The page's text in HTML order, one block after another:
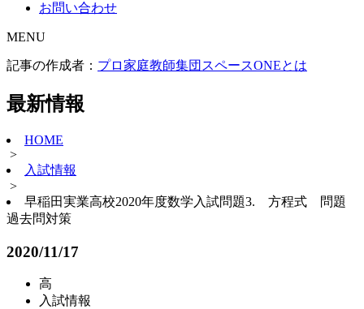
お問い合わせ
MENU
記事の作成者： プロ家庭教師集団スペースONEとは
最新情報
HOME
>
入試情報
>
早稲田実業高校2020年度数学入試問題3. 方程式 問題
過去問対策
2020/11/17
高
入試情報